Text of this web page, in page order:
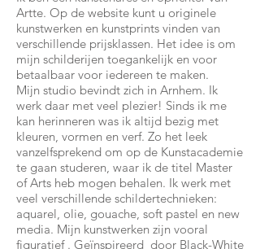
Artte. Op de website kunt u originele
kunstwerken en kunstprints vinden van
verschillende prijsklassen. Het idee is om
mijn schilderijen toegankelijk en voor
betaalbaar voor iedereen te maken.
Mijn studio bevindt zich in Arnhem. Ik
werk daar met veel plezier! Sinds ik me
kan herinneren was ik altijd bezig met
kleuren, vormen en verf. Zo het leek
vanzelfsprekend om op de Kunstacademie
te gaan studeren, waar ik de titel Master
of Arts heb mogen behalen. Ik werk met
veel verschillende schildertechnieken:
aquarel, olie, gouache, soft pastel en new
media. Mijn kunstwerken zijn vooral
figuratief . Geïnspireerd door Black-White